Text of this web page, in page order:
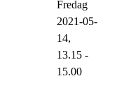
Fredag
2021-05-
14,
13.15 -
15.00